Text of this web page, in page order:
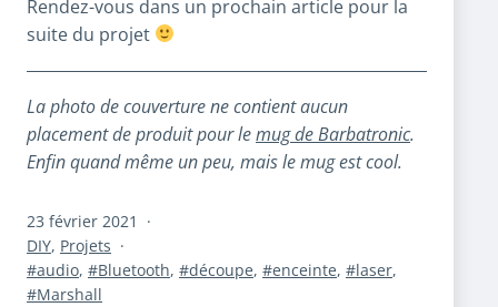
Rendez-vous dans un prochain article pour la
suite du projet
La photo de couverture ne contient aucun
placement de produit pour lemug de Barbatronic.
Enfin quand même un peu, mais le mug est cool.
Publié
le
23 février 2021
Catégorisé
comme
DIY, Projets
Étiqueté
audio, Bluetooth, découpe, enceinte, laser,
Marshall